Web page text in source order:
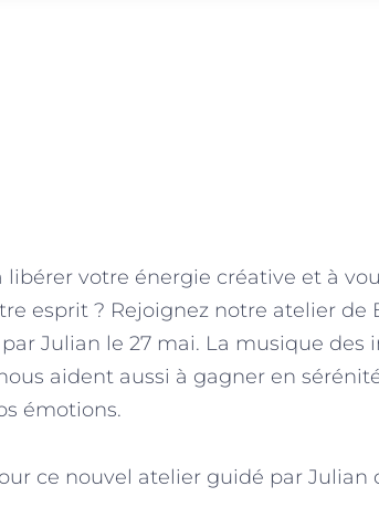
libérer votre énergie créative et à
esprit ? Rejoignez notre atelier de
Julian le 27 mai. La musique des
aident aussi à gagner en
émotions.
ce nouvel atelier guidé par Julian